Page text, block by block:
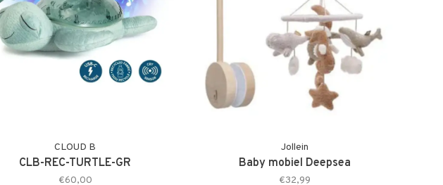
CLOUD B
CLB-REC-TURTLE-GR
€60,00
Jollein
Baby mobiel Deepsea
€32,99